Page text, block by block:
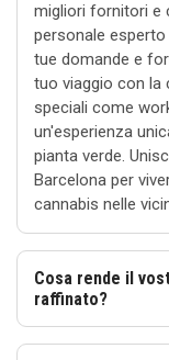
migliori fornitori e
personale
tue domande e
tuo viaggio con la
speciali come
un'esperienza
pianta verde.
Barcelona per
cannabis nelle
Cosa rende il
raffinato?